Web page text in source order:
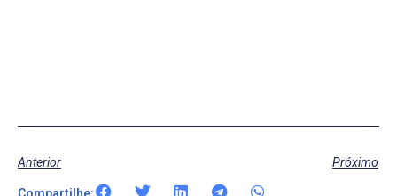
Anterior Próximo
Compartilhe: